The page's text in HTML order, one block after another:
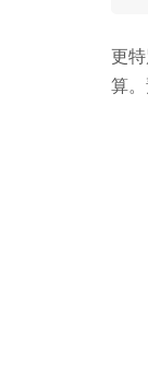
更
算